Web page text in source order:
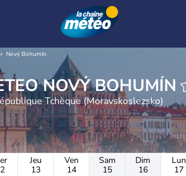
Nový Bohumín
METEO NOVÝ BOHUMÍN
Tchèque (Moravskoslezsko)
Jeu
13
Ven
14
Sam
15
Dim
16
Lun
17